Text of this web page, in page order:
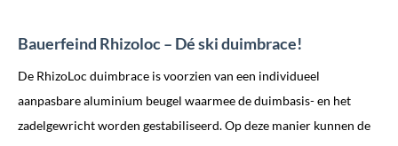
Bauerfeind Rhizoloc – Dé ski duimbrace!
De RhizoLoc duimbrace is voorzien van een individueel
aanpasbare aluminium beugel waarmee de duimbasis- en het
zadelgewricht worden gestabiliseerd. Op deze manier kunnen de